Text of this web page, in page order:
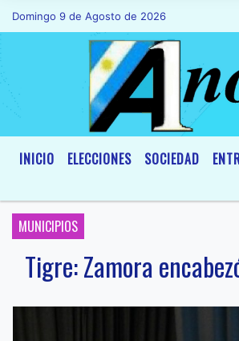
Domingo 9 de Agosto de 2026Hoy es
INICIO ELECCIONES SOCIEDAD
MUNICIPIOS
Tigre: Zamora